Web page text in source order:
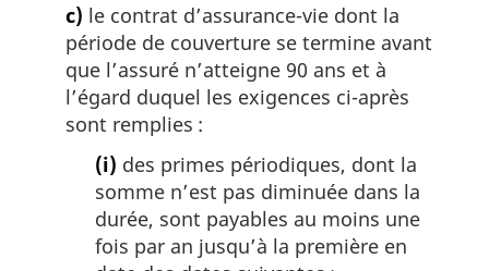
c) le contrat d’assurance-vie dont la
période de couverture se termine avant
que l’assuré n’atteigne 90 ans et à
l’égard duquel les exigences ci-après
sont remplies :
(i) des primes périodiques, dont la
somme n’est pas diminuée dans la
durée, sont payables au moins une
fois par an jusqu’à la première en